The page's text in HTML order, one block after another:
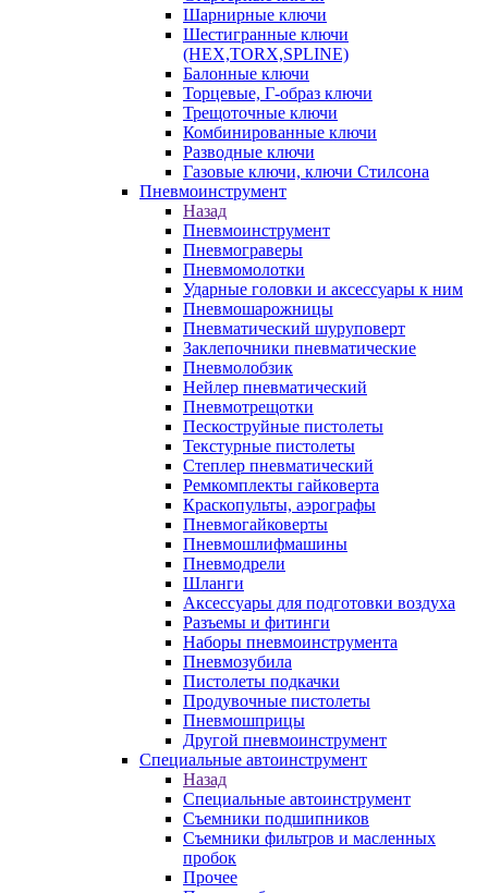
Шарнирные ключи
Шестигранные ключи
(HEX,TORX,SPLINE)
Балонные ключи
Торцевые, Г-образ ключи
Трещоточные ключи
Комбинированные ключи
Разводные ключи
Газовые ключи, ключи Стилсона
Пневмоинструмент
Назад
Пневмоинструмент
Пневмограверы
Пневмомолотки
Ударные головки и аксессуары к ним
Пневмошарожницы
Пневматический шуруповерт
Заклепочники пневматические
Пневмолобзик
Нейлер пневматический
Пневмотрещотки
Пескоструйные пистолеты
Текстурные пистолеты
Степлер пневматический
Ремкомплекты гайковерта
Краскопульты, аэрографы
Пневмогайковерты
Пневмошлифмашины
Пневмодрели
Шланги
Аксессуары для подготовки воздуха
Разъемы и фитинги
Наборы пневмоинструмента
Пневмозубила
Пистолеты подкачки
Продувочные пистолеты
Пневмошприцы
Другой пневмоинструмент
Специальные автоинструмент
Назад
Специальные автоинструмент
Съемники подшипников
Съемники фильтров и масленных
пробок
Прочее